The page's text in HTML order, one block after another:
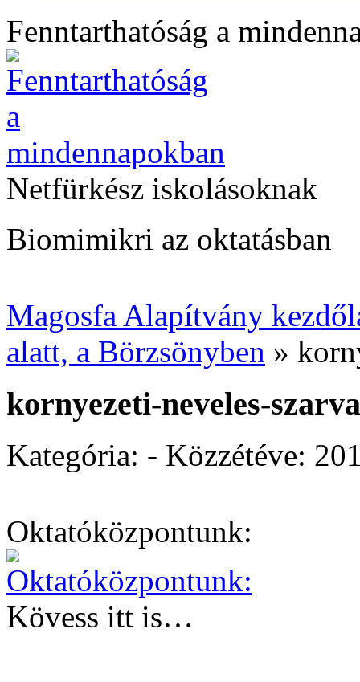
Fenntarthatóság a
Netfürkész iskolásoknak
Biomimikri az oktatásban
Magosfa Alapítvány
alatt, a Börzsönyben »
kornyezeti-neveles-
Kategória: - Közzétéve:
Oktatóközpontunk:
Kövess itt is…